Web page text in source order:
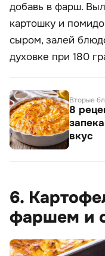
добавь в фарш.
картошку и
сыром, залей
духовке при 180
Вторые
8
вкус
6.
фаршем и